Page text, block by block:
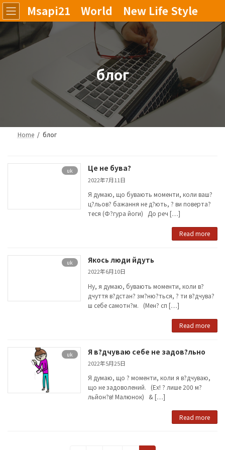
Skip
to
the
content
Skip
to
the
Navigation
Msapi21 World New Life Style
блог
Home блог
uk Це не бува?
2022年7月11日
Я думаю, що бувають моменти, коли ваш?
ц?льов? бажання не д?ють, ? ви поверта?
теся (Ф?гура йоги) До реч […]
Read more
uk Якось люди йдуть
2022年6月10日
Ну, я думаю, бувають моменти, коли в?
дчуття в?дстан? зм?ню?ться, ? ти в?дчува?
ш себе самотн?м. (Мен? сп […]
Read more
uk Я в?дчуваю себе не задов?льно
2022年5月25日
Я думаю, що ? моменти, коли я в?дчуваю,
що не задоволений. (Ех! ? лише 200 м?
льйон?в! Малюнок) & […]
Read more